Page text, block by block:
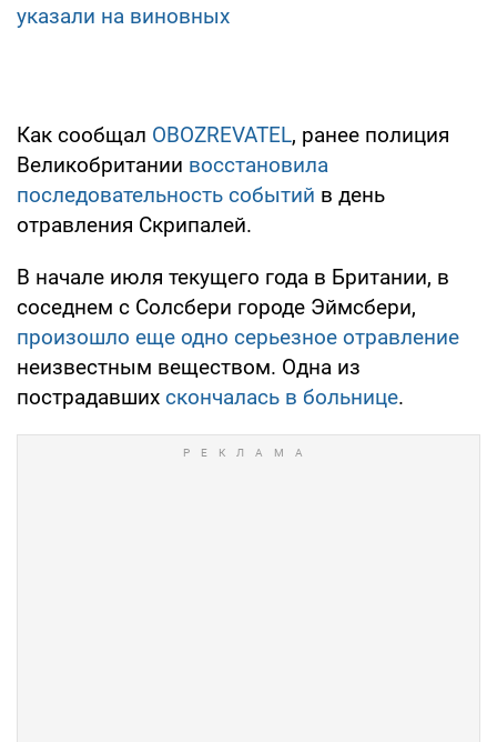
указали на виновных
Как сообщал OBOZREVATEL, ранее полиция
Великобритании восстановила
последовательность событий в день
отравления Скрипалей.
В начале июля текущего года в Британии, в
соседнем с Солсбери городе Эймсбери,
произошло еще одно серьезное отравление
неизвестным веществом. Одна из
пострадавших скончалась в больнице.